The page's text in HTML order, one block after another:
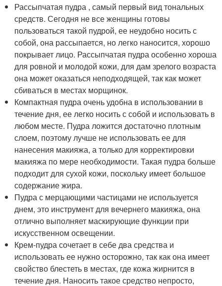
Рассыпчатая пудра , самый первый вид тональных
средств. Сегодня не все женщины готовы
пользоваться такой пудрой, ее неудобно носить с
собой, она рассыпается, но легко наносится, хорошо
покрывает лицо. Рассыпчатая пудра особенно хороша
для ровной и молодой кожи, для дам зрелого возраста
она может оказаться неподходящей, так как может
сбиваться в местах морщинок.
Компактная пудра очень удобна в использовании в
течение дня, ее легко носить с собой и использовать в
любом месте. Пудра ложится достаточно плотным
слоем, поэтому лучше не использовать ее для
нанесения макияжа, а только для корректировки
макияжа по мере необходимости. Такая пудра больше
подходит для сухой кожи, поскольку имеет большое
содержание жира.
Пудра с мерцающими частицами не используется
днем, это инструмент для вечернего макияжа, она
отлично выполняет маскирующие функции при
искусственном освещении.
Крем-пудра сочетает в себе два средства и
использовать ее нужно осторожно, так как она имеет
свойство блестеть в местах, где кожа жирнится в
течение дня. Наносить такое средство непросто,